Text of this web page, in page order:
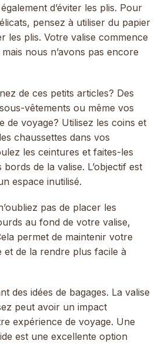
d’éviter les plis. Pour
pensez à utiliser du papier
les plis. Votre valise commence
nous n’avons pas encore
de ces petits articles? Des
vêtements ou même vos
de voyage? Utilisez les coins et
chaussettes dans vos
les ceintures et faites-les
de la valise. L’objectif est
espace inutilisé.
pas de placer les
au fond de votre valise,
permet de maintenir votre
et de la rendre plus facile à
des idées de bagages. La valise
peut avoir un impact
expérience de voyage. Une
est une excellente option